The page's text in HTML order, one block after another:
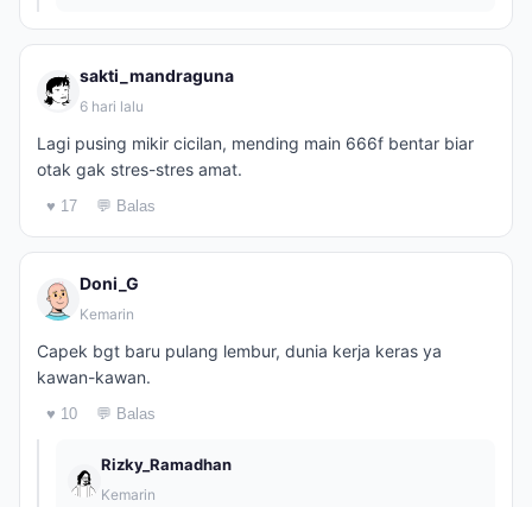
sakti_mandraguna
6 hari lalu
Lagi pusing mikir cicilan, mending main 666f bentar biar
otak gak stres-stres amat.
♥ 17 💬 Balas
Doni_G
Kemarin
Capek bgt baru pulang lembur, dunia kerja keras ya
kawan-kawan.
♥ 10 💬 Balas
Rizky_Ramadhan
Kemarin